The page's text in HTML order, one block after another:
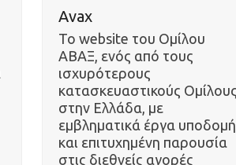
Avax
Το website του Ομίλου
ΑΒΑΞ, ενός από τους
ισχυρότερους
κατασκευαστικούς Ομίλους
στην Ελλάδα, με
εμβληματικά έργα
και επιτυχημένη παρουσία
στις διεθνείς αγορές